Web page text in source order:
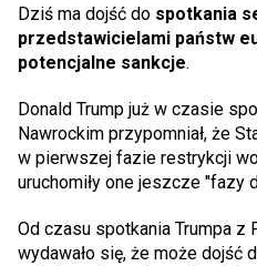
Dziś ma dojść do spotkania
przedstawicielami państw
potencjalne sankcje.
Donald Trump już w czasie
Nawrockim przypomniał, że
w pierwszej fazie restrykcji
uruchomiły one jeszcze "fazy
Od czasu spotkania Trumpa z
wydawało się, że może dojść